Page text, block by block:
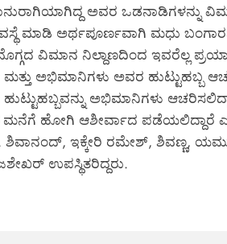
ಅವರ ಒಡನಾಡಿಗಳನ್ನು
ಮಾಡಿ ಅರ್ಥಪೂರ್ಣವಾಗಿ ಮಧು
ವಿಮಾನ ನಿಲ್ದಾಣದಿಂದ ಇವರೆಲ್ಲ
ಅಭಿಮಾನಿಗಳು ಅವರ ಹುಟ್ಟುಹಬ್ಬ
ಅಭಿಮಾನಿಗಳು
ಮನೆಗೆ ಹೋಗಿ ಆಶೀರ್ವಾದ ಪಡೆಯಲಿದ್ದಾರೆ
ಶಿವಾನಂದ್, ಇಕ್ಕೇರಿ ರಮೇಶ್, ಶಿವಣ್ಣ,
ಉಪಸ್ಥಿತರಿದ್ದರು.